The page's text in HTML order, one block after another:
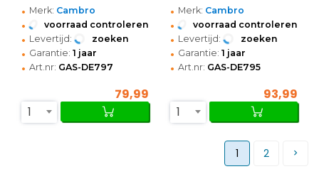
• Merk: Cambro
• voorraad controleren
• Levertijd: zoeken
• Garantie: 1 jaar
• Art.nr: GAS-DE797
79,99
1
• Merk: Cambro
• voorraad controleren
• Levertijd: zoeken
• Garantie: 1 jaar
• Art.nr: GAS-DE795
93,99
1
1 2